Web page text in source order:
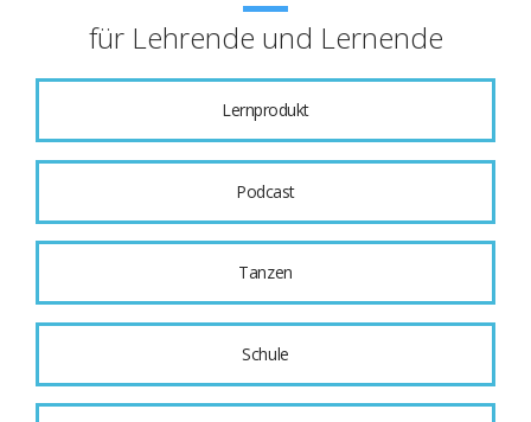
für Lehrende und Lernende
Lernprodukt
Podcast
Tanzen
Schule